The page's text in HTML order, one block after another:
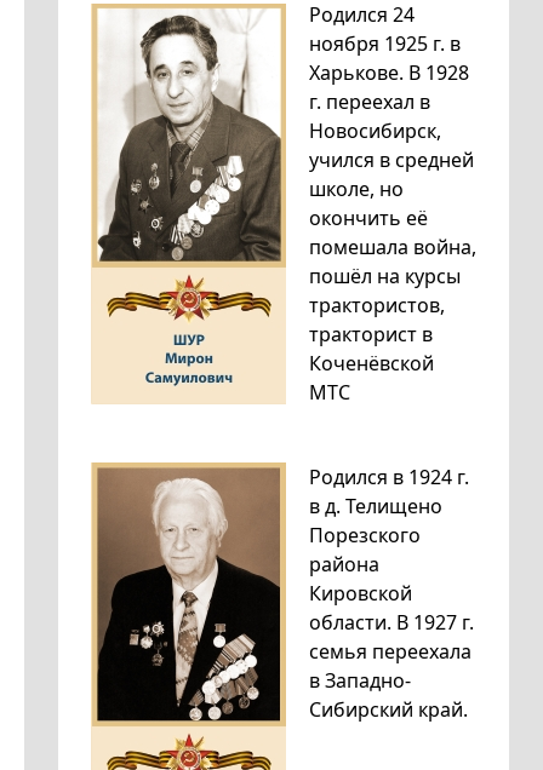
Родился 24
ноября 1925 г. в
Харькове. В 1928
г. переехал в
Новосибирск,
учился в средней
школе, но
окончить её
помешала война,
пошёл на курсы
трактористов,
тракторист в
Коченёвской
МТС
Родился в 1924 г.
в д. Телищено
Порезского
района
Кировской
области. В 1927 г.
семья переехала
в Западно-
Сибирский край.